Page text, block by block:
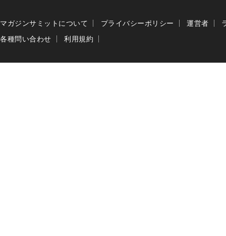
マガジンサミットについて プライバシーポリシー 運営者
各種問い合わせ
利用規約